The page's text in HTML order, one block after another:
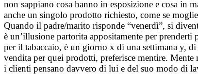
non sappiano cosa hanno in esposizione e cosa in
anche un singolo prodotto richiesto, come se
Quando il padre/marito risponde “venerdì”, si
è un’illusione partorita appositamente per
per il tabaccaio, è un giorno x di una settimana y,
vendita per quei prodotti, preferisce mentire. Mente
i clienti pensano davvero di lui e del suo modo di